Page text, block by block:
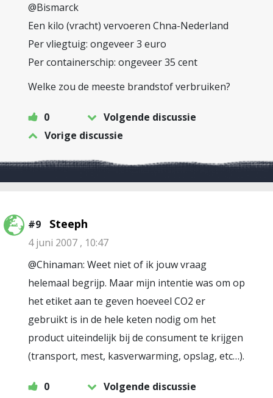
@Bismarck
Een kilo (vracht) vervoeren Chna-Nederland
Per vliegtuig: ongeveer 3 euro
Per containerschip: ongeveer 35 cent
Welke zou de meeste brandstof verbruiken?
0
Volgende discussie
Vorige discussie
#9 Steeph
4 juni 2007 , 10:47
@Chinaman: Weet niet of ik jouw vraag
helemaal begrijp. Maar mijn intentie was om op
het etiket aan te geven hoeveel CO2 er
gebruikt is in de hele keten nodig om het
product uiteindelijk bij de consument te krijgen
(transport, mest, kasverwarming, opslag, etc…).
0
Volgende discussie